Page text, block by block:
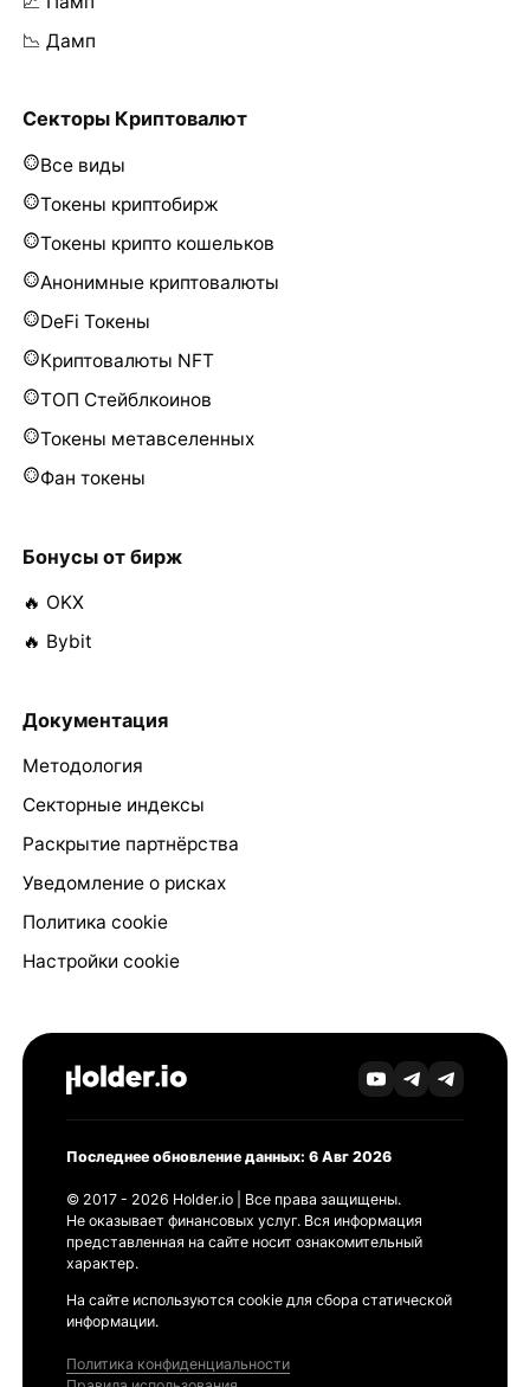
📉 Дамп
Секторы Криптовалют
Все виды
Токены криптобирж
Токены крипто кошельков
Анонимные криптовалюты
DeFi Токены
Криптовалюты NFT
ТОП Стейблкоинов
Токены метавселенных
Фан токены
Бонусы от бирж
🔥 OKX
🔥 Bybit
Документация
Методология
Секторные индексы
Раскрытие партнёрства
Уведомление о рисках
Политика cookie
Настройки cookie
Последнее обновление данных: 6 Авг 2026
© 2017 - 2026 Holder.io | Все права защищены.
Не оказывает финансовых услуг. Вся информация
представленная на сайте носит ознакомительный
характер.
На сайте используются cookie для сбора статической
информации.
Политика конфиденциальности